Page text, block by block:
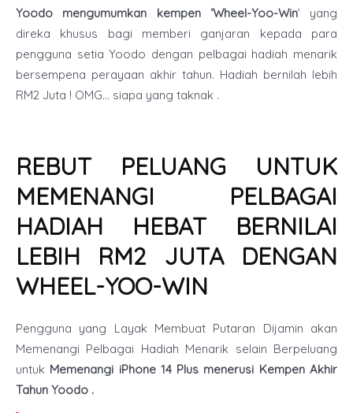
Yoodo mengumumkan kempen ‘Wheel-Yoo-Win’ yang
direka khusus bagi memberi ganjaran kepada para
pengguna setia Yoodo dengan pelbagai hadiah menarik
bersempena perayaan akhir tahun. Hadiah bernilah lebih
RM2 Juta ! OMG... siapa yang taknak .
REBUT PELUANG UNTUK
MEMENANGI PELBAGAI
HADIAH HEBAT BERNILAI
LEBIH RM2 JUTA DENGAN
WHEEL-YOO-WIN
Pengguna yang Layak Membuat Putaran Dijamin akan
Memenangi Pelbagai Hadiah Menarik selain Berpeluang
untuk Memenangi iPhone 14 Plus menerusi Kempen Akhir
Tahun Yoodo .